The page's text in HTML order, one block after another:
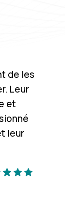
de les
Leur
et
leur